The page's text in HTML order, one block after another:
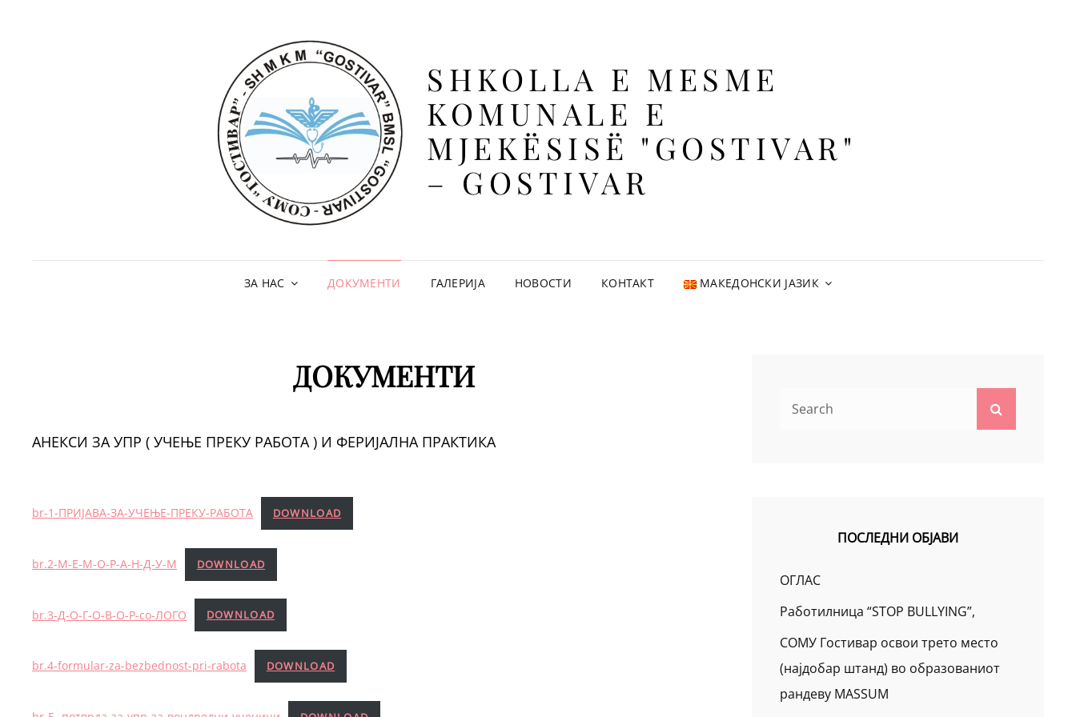
SHKOLLA E MESME
KOMUNALE E
MJEKËSISË "GOSTIVAR"
– GOSTIVAR
ЗА НАС ДОКУМЕНТИ ГАЛЕРИЈА НОВОСТИ КОНТАКТ МАКЕДОНСКИ ЈАЗИК
ДОКУМЕНТИ
АНЕКСИ ЗА УПР ( УЧЕЊЕ ПРЕКУ РАБОТА ) И ФЕРИЈАЛНА ПРАКТИКА
br-1-ПРИЈАВА-ЗА-УЧЕЊЕ-ПРЕКУ-РАБОТА DOWNLOAD
br.2-М-Е-М-О-Р-А-Н-Д-У-М DOWNLOAD
br.3-Д-О-Г-О-В-О-Р-со-ЛОГО DOWNLOAD
br.4-formular-za-bezbednost-pri-rabota DOWNLOAD
ПОСЛЕДНИ ОБЈАВИ
ОГЛАС
Работилница “STOP BULLYING”,
СОМУ Гостивар освои трето место
(најдобар штанд) во образованиот
рандеву MASSUM